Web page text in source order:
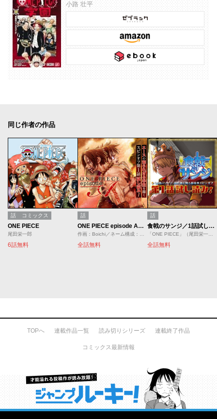
小路 壮平
同じ作者の作品
話 コミックス
ONE PIECE
尾田栄一郎
6話無料
話
ONE PIECE episode A／1話試し読み
全話無料
話
食戟のサンジ／1話試し読み
全話無料
TOPへ 連載作品一覧 読み切りシリーズ 連載終了作品
コミックス最新情報
才能溢れる投稿作が読み放題！ ジャンプルーキー！